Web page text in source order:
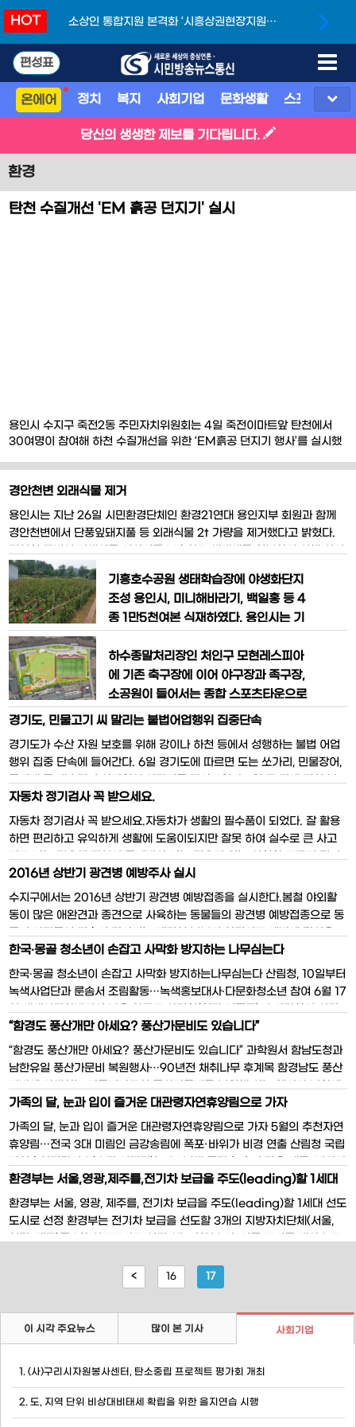
HOT
소상인 통합지원 본격화 ‘시흥상권현장지원단’
편성표
온에어 정치 복지 사회기업 문화생활 스포츠 지
당신의 생생한 제보를 기다립니다.
환경
탄천 수질개선 'EM 흙공 던지기' 실시
​용인시 수지구 죽전2동 주민자치위원회는 4일 죽전이마트앞 탄천에서
30여명이 참여해 하천 수질개선을 위한 ‘EM흙공 던지기 행사’를 실시했
은 각종 미생물 효소 발효액과 황토를 반죽해 만든 흙덩어리로, 도심 하천
악취제거와 수질정화 효과가 탁월한 것으로 알려졌다. 이날 주민자치위원
경안천변 외래식물 제거
​​ ​​용인시는 지난 26일 시민환경단체인 환경21연대 용인지부 회원과 함께
경안천변에서 단풍잎돼지풀 등 외래식물 2t 가량을 제거했다고 밝혔다.
경안천 주변의 자생식물 서식지를 보호하고 생태계를 회복하기 위해 실시
된 이번 작업에는 40여명이 참가해 처인구 마평동 용인교~운학동 동부레
스피아 인근 남리대교까지 약 2㎞구간에서 진행됐다. 참가자들은 이곳에
서 자라는 외래식물인 단풍잎돼지
기흥호수공원 생태학습장에 야생화단지
조성 용인시, 미니해바라기, 백일홍 등 4
종 1만5천여본 식재하였다. 용인시는 기
에 2,400㎡규모의 야생화단지를 조성했
다고 5일 밝혔다. 야생화단지에는 미니해
바라기, 접시꽃, 백일홍 등 4종의 야생화
1만 5천여본이 식재됐다. 수종에 따라 10
감상할 수 있다. 이와 함께 시는 생태학
하수종말처리장인 처인구 모현레스피아
에 기존 축구장에 이어 야구장과 족구장,
소공원이 들어서는 종합 스포츠타운으로
탈바꿈한다.용인시는 모현레스피아내 41,
설과 휴식공간을 만든다는 계획에 따라 최
근 야구장 건립을 완공, 다음달 중순부터
시민에 개방키로 했다고 18일 밝혔다. 야
펜장 등 부대시설을 갖췄으며, 구장 길이
는 좌
경기도, 민물고기 씨 말리는 불법어업행위 집중단속
경기도가 수산 자원 보호를 위해 강이나 하천 등에서 성행하는 불법 어업
행위 집중 단속에 들어간다. 6일 경기도에 따르면 도는 쏘가리, 민물장어,
동자개 등 내수면 수산자원의 산란기를 맞아 5월과 6월 두 달에 걸쳐 북
한강, 남한강, 임진강, 한탄강, 평택호, 남양호 등을 중심으로 도와 시·군,
시민단체 합동으로 불법 어업행위 집중 단속을 추진한다. 단속대상은 ▲
무면허(허가, 신고)어
자동차 정기검사 꼭 받으세요.
자동차 정기검사 꼭 받으세요.자동차가 생활의 필수품이 되었다. 잘 활용
하면 편리하고 유익하게 생활에 도움이되지만 잘못 하여 실수로 큰 사고
라도 나는 경우엔 집안이 풍비박산 나는 경우가 있는 위험한 도구가 될 수
있다.자동차 정기, 종합검사 관련사항은교통안전공단에서 비사업용자동
차에 한해서 보내고 있다.(의무적으로 고지하여야 하는 사항은 아님)그리
고 검사를 받지 않은 자동차에 대하여는 관할관청에서 정
2016년 상반기 광견병 예방주사 실시
수지구에서는 2016년 상반기 광견병 예방접종을 실시한다.봄철 야외활
동이 많은 애완견과 종견으로 사육하는 동물들의 광견병 예방접종으로 동
물과 사람들의 접촉이 많아지는 계절인 봄부터 안전사고 예방에 관심을
갖어야 한다.특히 애완견이 야생동물에게 물렸을 경우 광견병을 비롯한
다양한 병원에 전염될 가능성이 있으므로 애완견 관리에도 만전을 기하여
야 한다.○ 접종기간 : 2016.04.11.(월) ~ 20
한국‧몽골 청소년이 손잡고 사막화 방지하는 나무심는다
한국‧몽골 청소년이 손잡고 사막화 방지하는나무심는다 산림청, 10일부터
녹색사업단과 룬솜서 조림활동…녹색홍보대사‧다문화청소년 참여 6월 17
일 세계사막화방지의 날을 앞두고 산림청(청장 이돈구)이 사막화의 심각
성을 알리기 위해 몽골에서 나무심기 활동을 펼친다. 산림청은 녹색사업
단과 함께 10일부터 3일간 한․몽골 그린벨트 사업이 진행 중인 몽골의 룬
솜
“함경도 풍산개만 아세요? 풍산가문비도 있습니다”
“함경도 풍산개만 아세요? 풍산가문비도 있습니다” 과학원서 함남도청과
남한유일 풍산가문비 복원행사…90년전 채취나무 후계목 함경남도 풍산
지방에 자생하는 가문비나무인 풍산가문비를 복원해 심는 행사가 남한에
서는 최초로 3일 오전 산림청(청장 이돈구) 국립산림과학원 침엽수원에서
열린다. 북한 지역 자생종인 풍산가문비는 현재 남한에서는 찾아볼 수 없
고 오직 서울 청량리 국립산림과학원에 보존된
가족의 달, 눈과 입이 즐거운 대관령자연휴양림으로 가자
가족의 달, 눈과 입이 즐거운 대관령자연휴양림으로 가자 5월의 추천자연
휴양림…전국 3대 미림인 금강송림에 폭포·바위가 비경 연출 산림청 국립
자연휴양림관리소(소장 서경덕)는 80년생 금강송 숲과 맑은 계곡, 바위가
빚어내는 천혜의 풍광을 간직한 대관령자연휴양림을 이달 (5월)의 추천
자연휴양림으로 선정했다. 대관령자연휴양림은 1988년 우리나라에서 처
음 조성된 자연휴양림으로 산과 바
환경부는 서울,영광,제주를,전기차 보급을 주도(leading)할 1세대
선도도시로 선정
환경부는 서울, 영광, 제주를, 전기차 보급을 주도(leading)할 1세대 선도
도시로 선정 환경부는 전기차 보급을 선도할 3개의 지방자치단체(서울,
영광, 제주)를 1차 선도도시로 선정, 발표하였으며, 이들 도시를 대상으로
정된 지방자치단체는 지역적 특성에 맞는 보급모델을 제시하였으며,
< 16 17
이 시각 주요뉴스 많이 본 기사 사회기업
1. (사)구리시자원봉사센터, 탄소중립 프로젝트 평가회 개최
2. 도, 지역 단위 비상대비태세 확립을 위한 을지연습 시행